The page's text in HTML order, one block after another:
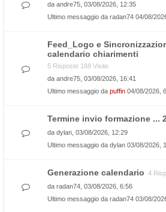
da andre75 , 03/08/2026, 12:35
Ultimo messaggio da radan74 04/08/
Feed_Logo e
calendario chiarimenti
5 Risposte 188 Visite
da andre75 , 03/08/2026, 16:41
Ultimo messaggio da puffin 04/08/2026,
Termine invio formazione ...
da dylan , 03/08/2026, 12:29
Ultimo messaggio da dylan 03/08/2026,
Generazione calendario 4
da radan74 , 03/08/2026, 6:56
Ultimo messaggio da radan74 03/08/